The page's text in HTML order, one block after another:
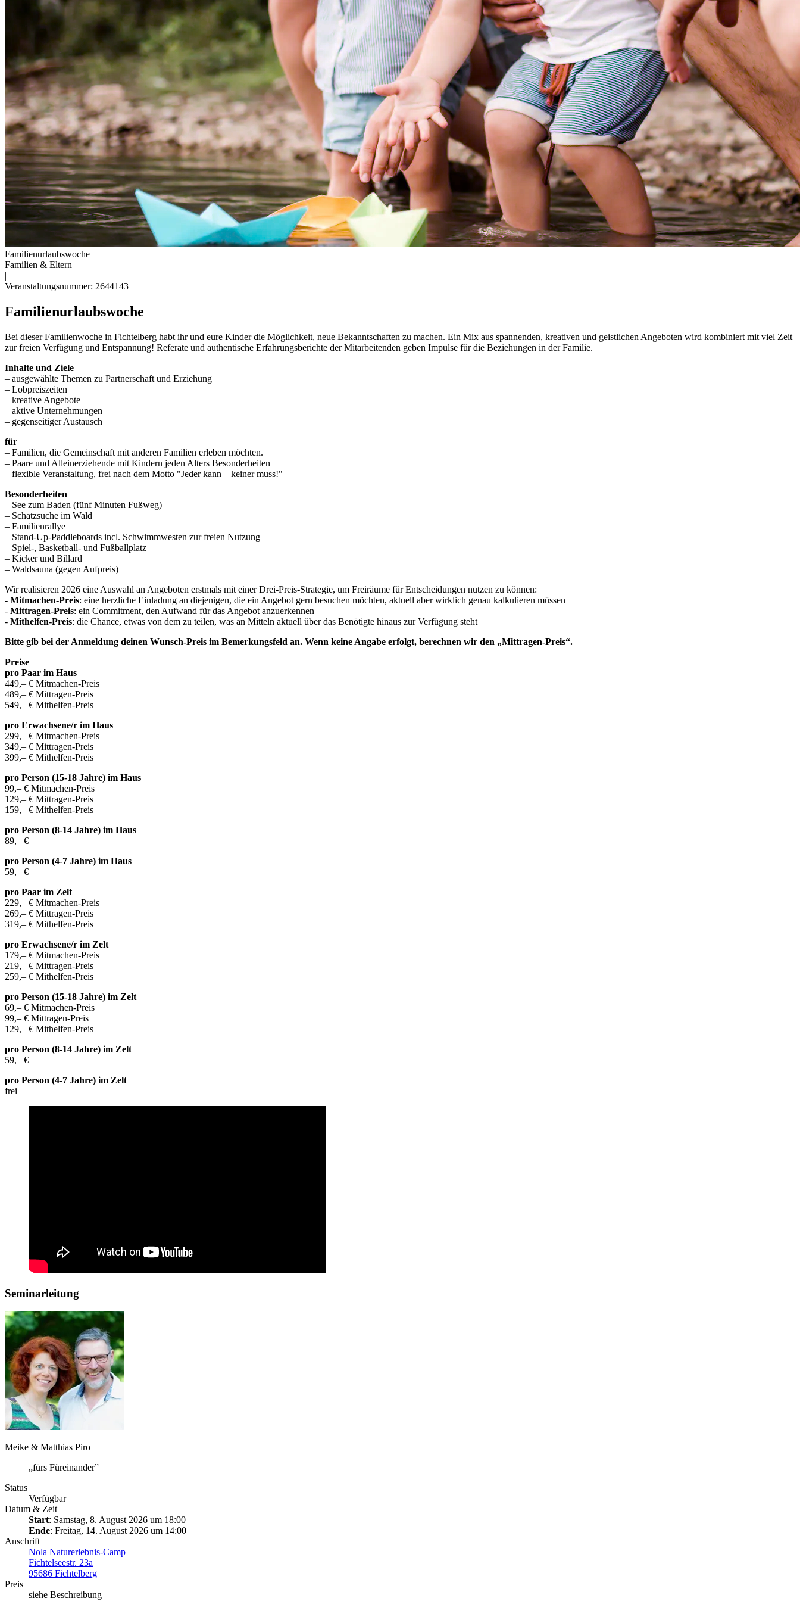
Familienurlaubswoche
Familien & Eltern
|
Veranstaltungsnummer: 2644143
Familienurlaubswoche
Bei dieser Familienwoche in Fichtelberg habt ihr und eure Kinder die Möglichkeit, neue Bekanntschaften zu machen. Ein Mix aus spannenden, kreativen und geistlichen Angeboten wird kombiniert mit viel Zeit
zur freien Verfügung und Entspannung! Referate und authentische Erfahrungsberichte der Mitarbeitenden geben Impulse für die Beziehungen in der Familie.
Inhalte und Ziele
– ausgewählte Themen zu Partnerschaft und Erziehung
– Lobpreiszeiten
– kreative Angebote
– aktive Unternehmungen
– gegenseitiger Austausch
für
– Familien, die Gemeinschaft mit anderen Familien erleben möchten.
– Paare und Alleinerziehende mit Kindern jeden Alters Besonderheiten
– flexible Veranstaltung, frei nach dem Motto "Jeder kann – keiner muss!"
Besonderheiten
– See zum Baden (fünf Minuten Fußweg)
– Schatzsuche im Wald
– Familienrallye
– Stand-Up-Paddleboards incl. Schwimmwesten zur freien Nutzung
– Spiel-, Basketball- und Fußballplatz
– Kicker und Billard
– Waldsauna (gegen Aufpreis)
Wir realisieren 2026 eine Auswahl an Angeboten erstmals mit einer Drei-Preis-Strategie, um Freiräume für Entscheidungen nutzen zu können:
- Mitmachen-Preis: eine herzliche Einladung an diejenigen, die ein Angebot gern besuchen möchten, aktuell aber wirklich genau kalkulieren müssen
- Mittragen-Preis: ein Commitment, den Aufwand für das Angebot anzuerkennen
- Mithelfen-Preis: die Chance, etwas von dem zu teilen, was an Mitteln aktuell über das Benötigte hinaus zur Verfügung steht
Bitte gib bei der Anmeldung deinen Wunsch-Preis im Bemerkungsfeld an. Wenn keine Angabe erfolgt, berechnen wir den „Mittragen-Preis“.
Preise
pro Paar im Haus
449,– € Mitmachen-Preis
489,– € Mittragen-Preis
549,– € Mithelfen-Preis
pro Erwachsene/r im Haus
299,– € Mitmachen-Preis
349,– € Mittragen-Preis
399,– € Mithelfen-Preis
pro Person (15-18 Jahre) im Haus
99,– € Mitmachen-Preis
129,– € Mittragen-Preis
159,– € Mithelfen-Preis
pro Person (8-14 Jahre) im Haus
89,– €
pro Person (4-7 Jahre) im Haus
59,– €
pro Paar im Zelt
229,– € Mitmachen-Preis
269,– € Mittragen-Preis
319,– € Mithelfen-Preis
pro Erwachsene/r im Zelt
179,– € Mitmachen-Preis
219,– € Mittragen-Preis
259,– € Mithelfen-Preis
pro Person (15-18 Jahre) im Zelt
69,– € Mitmachen-Preis
99,– € Mittragen-Preis
129,– € Mithelfen-Preis
pro Person (8-14 Jahre) im Zelt
59,– €
pro Person (4-7 Jahre) im Zelt
frei
Seminarleitung
Meike & Matthias Piro
„fürs Füreinander”
Status
Verfügbar
Datum & Zeit
Start: Samstag, 8. August 2026 um 18:00
Ende: Freitag, 14. August 2026 um 14:00
Anschrift
Nola Naturerlebnis-Camp
Fichtelseestr. 23a
95686 Fichtelberg
Preis
siehe Beschreibung